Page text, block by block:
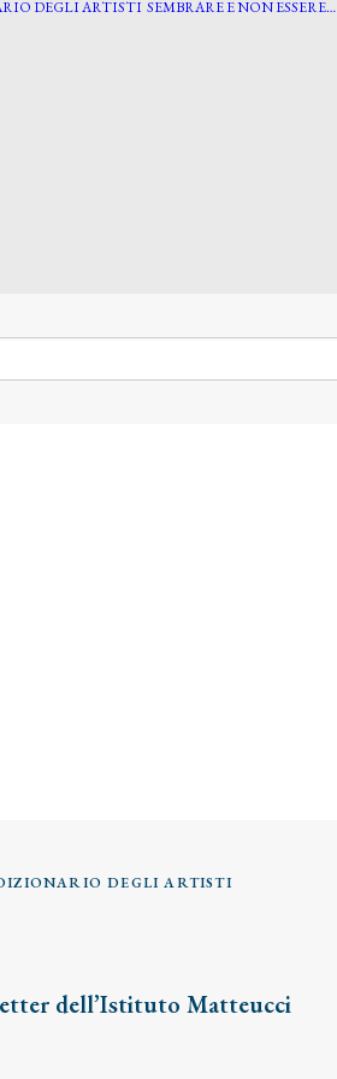
DEGLI ARTISTI SEMBRARE E NON ESSERE…
DEGLI ARTISTI
dell’Istituto Matteucci